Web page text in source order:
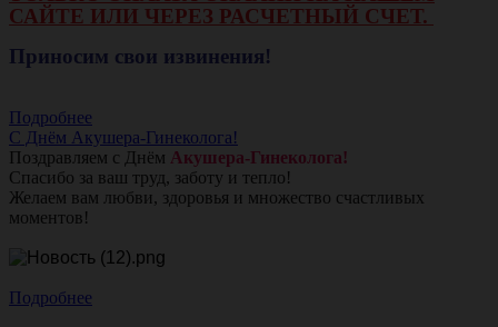
САЙТЕ ИЛИ ЧЕРЕЗ РАСЧЕТНЫЙ СЧЕТ.
Приносим свои извинения!
Подробнее
С Днём Акушера-Гинеколога!
Поздравляем с Днём Акушера-Гинеколога!
Спасибо за ваш труд, заботу и тепло!
Желаем вам любви, здоровья и множество счастливых
моментов!
Подробнее